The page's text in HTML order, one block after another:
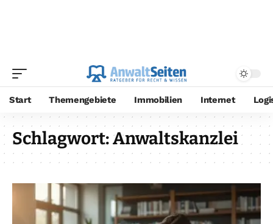
Start Themengebiete Immobilien Internet
Schlagwort:Anwaltskanzlei